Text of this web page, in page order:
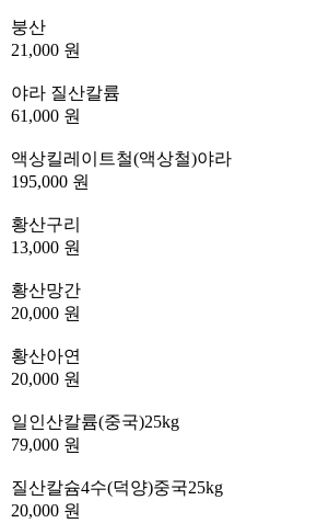
붕산
21,000 원
야라 질산칼륨
61,000 원
액상킬레이트철(액상철)야라
195,000 원
황산구리
13,000 원
황산망간
20,000 원
황산아연
20,000 원
일인산칼륨(중국)25kg
79,000 원
질산칼슘4수(덕양)중국25kg
20,000 원